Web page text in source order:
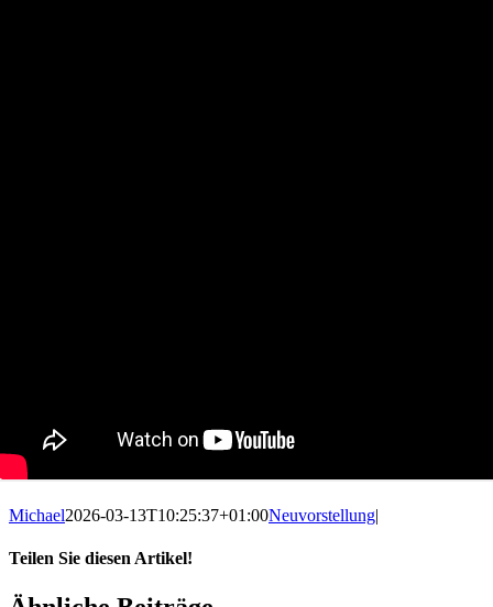
Michael2026-03-13T10:25:37+01:00Neuvorstellung|
Teilen Sie diesen Artikel!
Facebook
X
Reddit
LinkedIn
WhatsApp
Telegram
Tumblr
Pinterest
Vk
Xing
E-